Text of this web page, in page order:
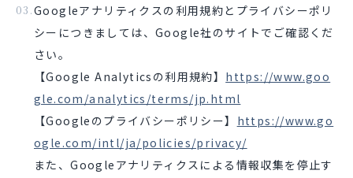
Googleアナリティクスの利用規約とプライバシーポリ
シーにつきましては、Google社のサイトでご確認くだ
さい。
【Google Analyticsの利用規約】 https://www.goo
gle.com/analytics/terms/jp.html
【Googleのプライバシーポリシー】 https://www.go
ogle.com/intl/ja/policies/privacy/
また、Googleアナリティクスによる情報収集を停止す